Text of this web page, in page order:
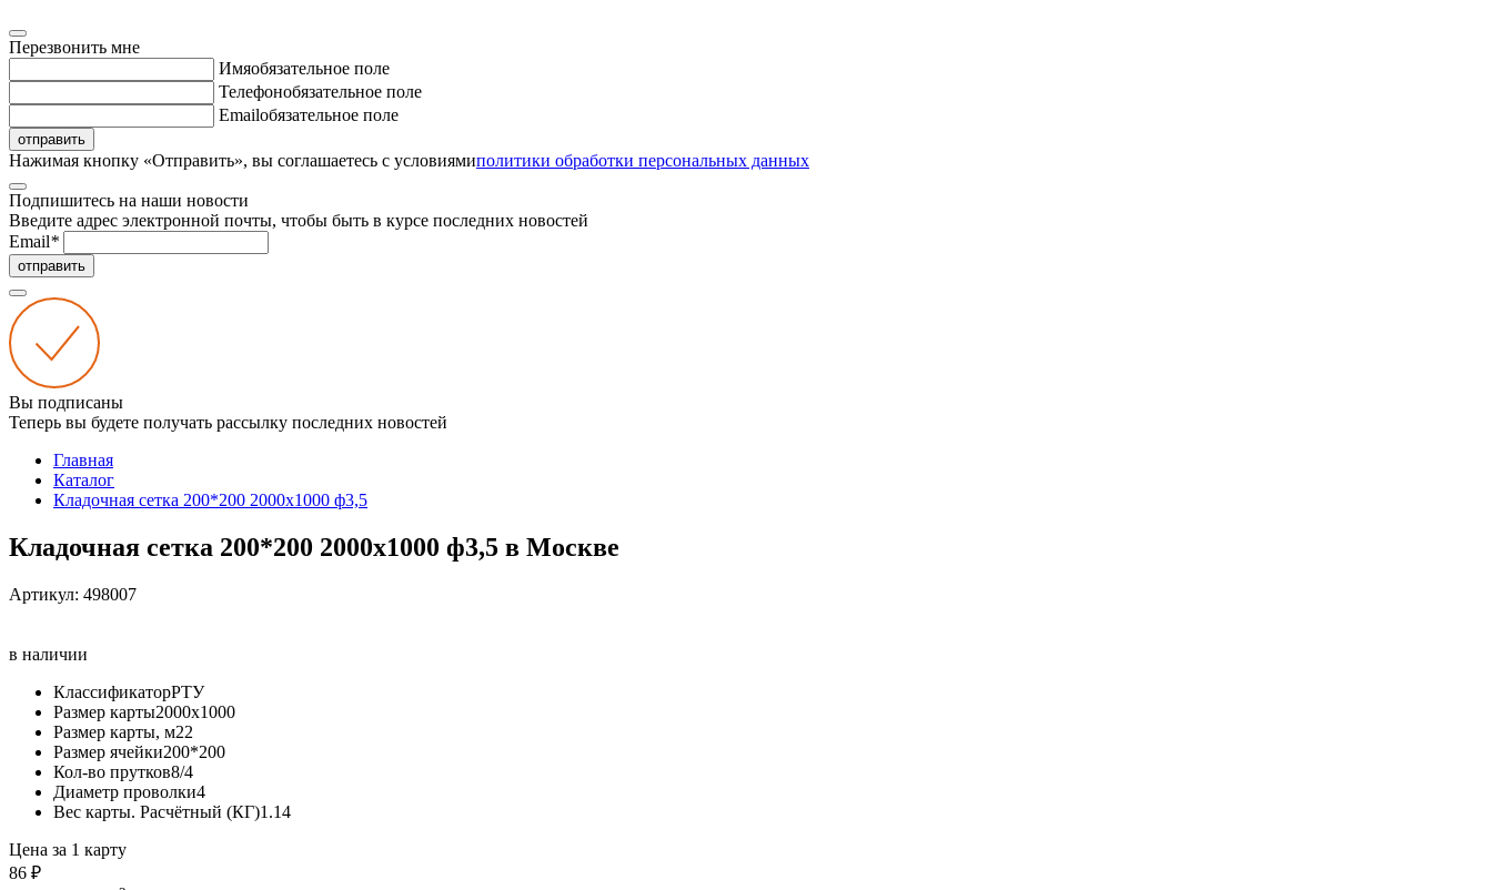
Перезвонить мне
Имяобязательное поле
Телефонобязательное поле
Emailобязательное поле
отправить
Нажимая кнопку «Отправить», вы соглашаетесь с условиямиполитики обработки персональных данных
Подпишитесь на наши новости
Введите адрес электронной почты, чтобы быть в курсе последних новостей
Email*
отправить
Вы подписаны
Теперь вы будете получать рассылку последних новостей
Главная
Каталог
Кладочная сетка 200*200 2000х1000 ф3,5
Кладочная сетка 200*200 2000х1000 ф3,5 в Москве
Артикул: 498007
в наличии
КлассификаторРТУ
Размер карты2000х1000
Размер карты, м22
Размер ячейки200*200
Кол-во прутков8/4
Диаметр проволки4
Вес карты. Расчётный (КГ)1.14
Цена за 1 карту
86 ₽